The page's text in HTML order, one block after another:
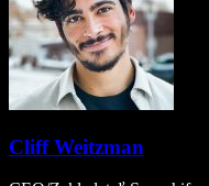
Cliff Weitzman